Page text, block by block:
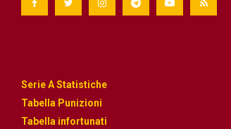
Serie A Statistiche
Tabella Punizioni
Tabella infortunati